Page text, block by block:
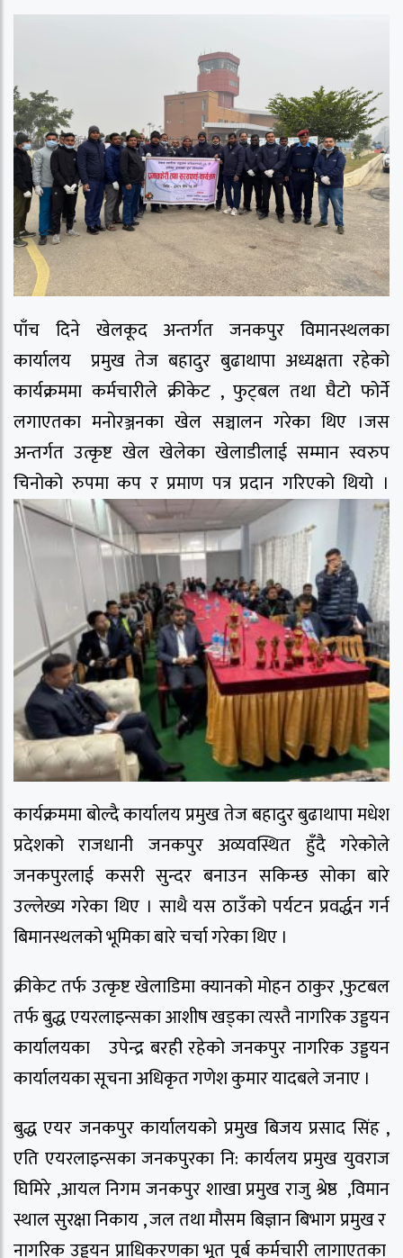
पाँच दिने खेलकूद अन्तर्गत जनकपुर विमानस्थलका
कार्यालय प्रमुख तेज बहादुर बुढाथापा अध्यक्षता रहेको
कार्यक्रममा कर्मचारीले क्रीकेट , फुट्बल तथा घैटो फोर्ने
लगाएतका मनोरञ्जनका खेल सञ्चालन गरेका थिए ।जस
अन्तर्गत उत्कृष्ट खेल खेलेका खेलाडीलाई सम्मान स्वरुप
चिनोको रुपमा कप र प्रमाण पत्र प्रदान गरिएको थियो ।
कार्यक्रममा बोल्दै कार्यालय प्रमुख तेज बहादुर बुढाथापा मधेश
प्रदेशको राजधानी जनकपुर अव्यवस्थित हुँदै गरेकोले
जनकपुरलाई कसरी सुन्दर बनाउन सकिन्छ सोका बारे
उल्लेख्य गरेका थिए । साथै यस ठाउँको पर्यटन प्रवर्द्धन गर्न
बिमानस्थलको भूमिका बारे चर्चा गरेका थिए ।
क्रीकेट तर्फ उत्कृष्ट खेलाडिमा क्यानको मोहन ठाकुर ,फुटबल
तर्फ बुद्ध एयरलाइन्सका आशीष खड्का त्यस्तै नागरिक उड्डयन
कार्यालयका उपेन्द्र बरही रहेको जनकपुर नागरिक उड्डयन
कार्यालयका सूचना अधिकृत गणेश कुमार यादबले जनाए ।
बुद्ध एयर जनकपुर कार्यालयको प्रमुख बिजय प्रसाद सिंह ,
एति एयरलाइन्सका जनकपुरका नि: कार्यलय प्रमुख युवराज
घिमिरे ,आयल निगम जनकपुर शाखा प्रमुख राजु श्रेष्ठ ,विमान
स्थाल सुरक्षा निकाय , जल तथा मौसम बिज्ञान बिभाग प्रमुख र
नागरिक उड्डयन प्राधिकरणका भूत पूर्ब कर्मचारी लागाएतका